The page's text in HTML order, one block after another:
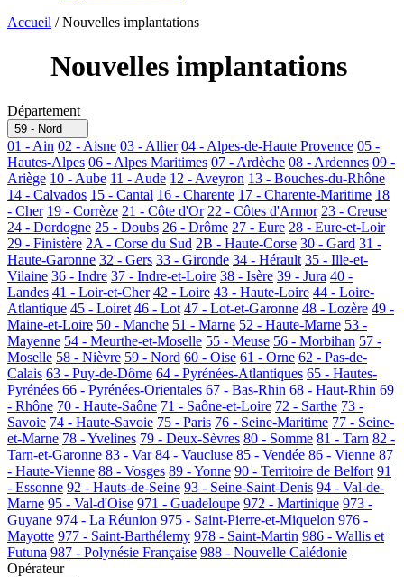
Accueil / Nouvelles implantations
Nouvelles implantations
Département
59 - Nord
01 - Ain 02 - Aisne 03 - Allier 04 - Alpes-de-Haute Provence 05 -
Hautes-Alpes 06 - Alpes Maritimes 07 - Ardèche 08 - Ardennes 09 -
Ariège 10 - Aube 11 - Aude 12 - Aveyron 13 - Bouches-du-Rhône
14 - Calvados 15 - Cantal 16 - Charente 17 - Charente-Maritime 18
- Cher 19 - Corrèze 21 - Côte d'Or 22 - Côtes d'Armor 23 - Creuse
24 - Dordogne 25 - Doubs 26 - Drôme 27 - Eure 28 - Eure-et-Loir
29 - Finistère 2A - Corse du Sud 2B - Haute-Corse 30 - Gard 31 -
Haute-Garonne 32 - Gers 33 - Gironde 34 - Hérault 35 - Ille-et-
Vilaine 36 - Indre 37 - Indre-et-Loire 38 - Isère 39 - Jura 40 -
Landes 41 - Loir-et-Cher 42 - Loire 43 - Haute-Loire 44 - Loire-
Atlantique 45 - Loiret 46 - Lot 47 - Lot-et-Garonne 48 - Lozère 49 -
Maine-et-Loire 50 - Manche 51 - Marne 52 - Haute-Marne 53 -
Mayenne 54 - Meurthe-et-Moselle 55 - Meuse 56 - Morbihan 57 -
Moselle 58 - Nièvre 59 - Nord 60 - Oise 61 - Orne 62 - Pas-de-
Calais 63 - Puy-de-Dôme 64 - Pyrénées-Atlantiques 65 - Hautes-
Pyrénées 66 - Pyrénées-Orientales 67 - Bas-Rhin 68 - Haut-Rhin 69
- Rhône 70 - Haute-Saône 71 - Saône-et-Loire 72 - Sarthe 73 -
Savoie 74 - Haute-Savoie 75 - Paris 76 - Seine-Maritime 77 - Seine-
et-Marne 78 - Yvelines 79 - Deux-Sèvres 80 - Somme 81 - Tarn 82 -
Tarn-et-Garonne 83 - Var 84 - Vaucluse 85 - Vendée 86 - Vienne 87
- Haute-Vienne 88 - Vosges 89 - Yonne 90 - Territoire de Belfort 91
- Essonne 92 - Hauts-de-Seine 93 - Seine-Saint-Denis 94 - Val-de-
Marne 95 - Val-d'Oise 971 - Guadeloupe 972 - Martinique 973 -
Guyane 974 - La Réunion 975 - Saint-Pierre-et-Miquelon 976 -
Mayotte 977 - Saint-Barthélemy 978 - Saint-Martin 986 - Wallis et
Futuna 987 - Polynésie Française 988 - Nouvelle Calédonie
Opérateur